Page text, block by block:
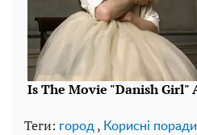
Теги: город , Корисні поради